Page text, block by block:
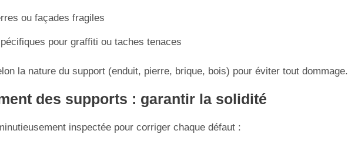
ou façades fragiles
pour graffiti ou taches tenaces
la nature du support (enduit, pierre, brique, bois) pour éviter tout dommage.
des supports : garantir la solidité
inspectée pour corriger chaque défaut :